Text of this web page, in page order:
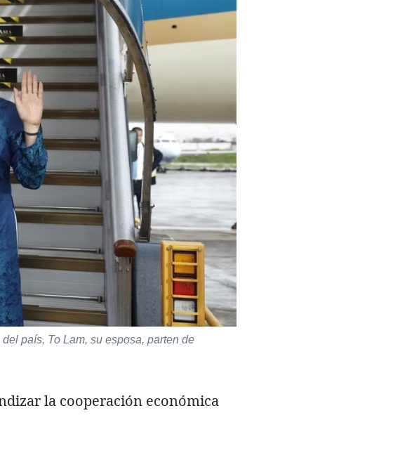
país, To Lam, su esposa, parten de
la cooperación económica